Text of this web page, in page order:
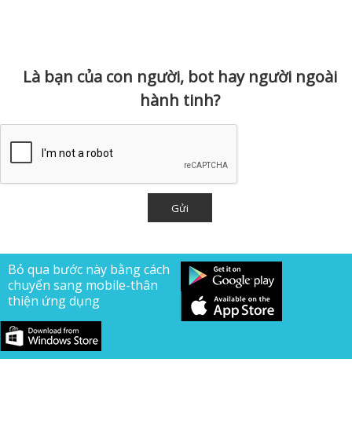
Là bạn của con người, bot hay người ngoài
hành tinh?
Bỏ qua bước này bằng cách
chuyển sang mobile-thân
thiện ứng dụng